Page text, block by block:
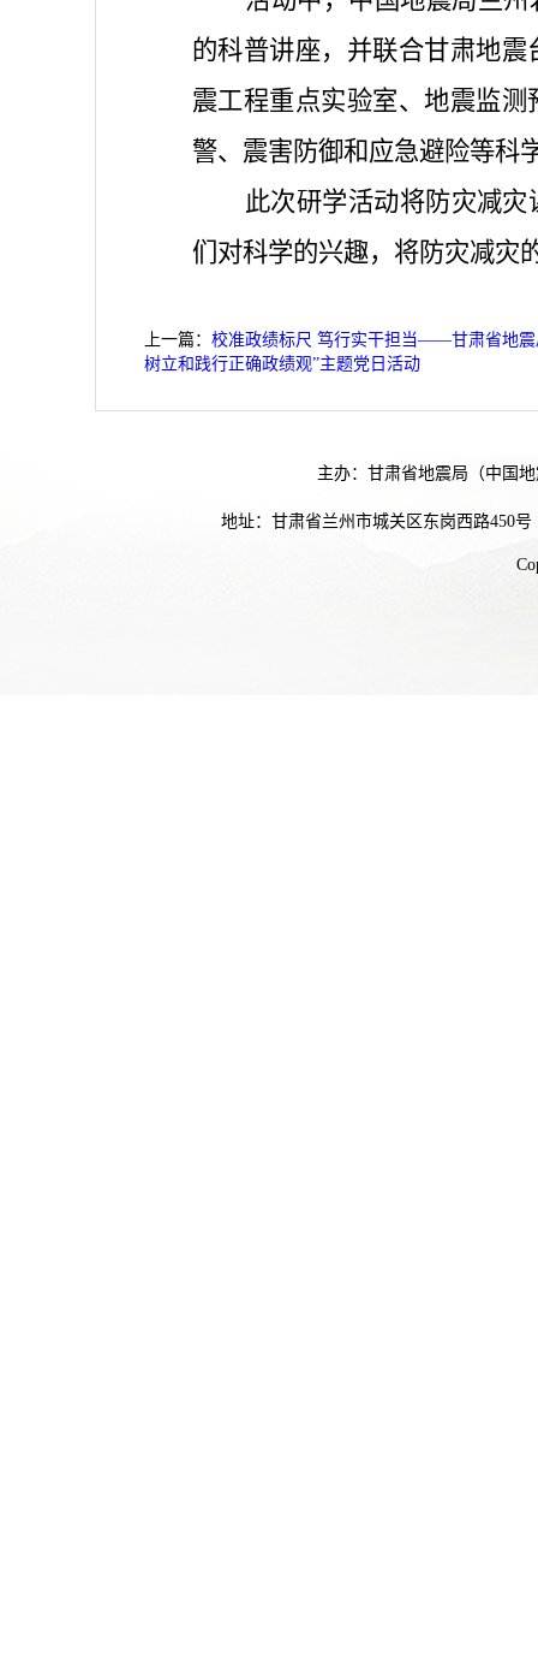
的科普讲座，并联合甘肃地
震工程重点实验室、地震监
警、震害防御和应急避险等科
此次研学活动将防灾减
们对科学的兴趣，将防灾减灾
上一篇： 校准政绩标尺 笃行实干担当——甘肃省地震
树立和践行正确政绩观”主题党日活动
主办：甘肃省地震局（中国
地址：甘肃省兰州市城关区东岗西路450号